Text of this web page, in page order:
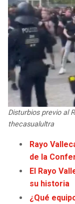
STEELERS
TEXANS
JAGUARS
TITANS
GIANTS
EAGLES
HORNETS
HEAT
WIZARDS
WARRIORS
LAKERS
SUNS
Disturbios previo al
thecasualultra
Rayo
de la
El Rayo
su historia
¿Qué